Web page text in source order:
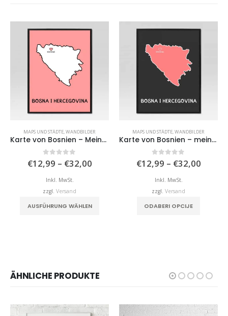
MAPS UND STÄDTE,WANDBILDER
Karte von Bosnien – Meine Stadt
0von 5
€12,99 – €32,00Preisspanne:
Inkl. MwSt.
zzgl. Versand
AUSFÜHRUNG WÄHLEN
MAPS UND STÄDTE,WANDBILDER
Karte von Bosnien – meine Stadt II
0von 5
€12,99 – €32,00
Inkl. MwSt.
zzgl. Versand
ODABERI OPCIJE
ÄHNLICHE PRODUKTE